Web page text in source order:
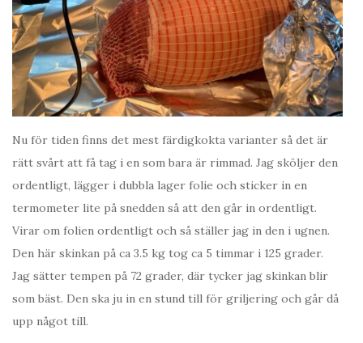
Nu för tiden finns det mest färdigkokta varianter så det är
rätt svårt att få tag i en som bara är rimmad. Jag sköljer den
ordentligt, lägger i dubbla lager folie och sticker in en
termometer lite på snedden så att den går in ordentligt.
Virar om folien ordentligt och så ställer jag in den i ugnen.
Den här skinkan på ca 3.5 kg tog ca 5 timmar i 125 grader.
Jag sätter tempen på 72 grader, där tycker jag skinkan blir
som bäst. Den ska ju in en stund till för griljering och går då
upp något till.